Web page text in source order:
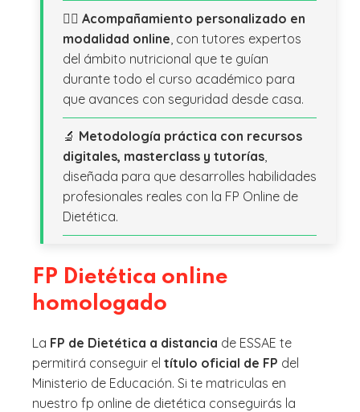
👩‍⚕️ Acompañamiento personalizado en
modalidad online , con tutores expertos
del ámbito nutricional que te guían
durante todo el curso académico para
que avances con seguridad desde casa.
🔬 Metodología práctica con recursos
digitales, masterclass y tutorías
diseñada para que desarrolles habilidades
profesionales reales con la FP Online de
Dietética.
FP Dietética online
homologado
La FP de Dietética a distancia de ESSAE te
permitirá conseguir el título oficial de FP del
Ministerio de Educación. Si te matriculas en
nuestro fp online de dietética conseguirás la